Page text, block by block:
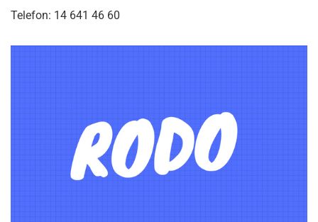
Telefon: 14 641 46 60